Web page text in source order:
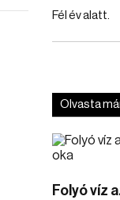
Fél év alatt.
Olvasta
Folyó víz